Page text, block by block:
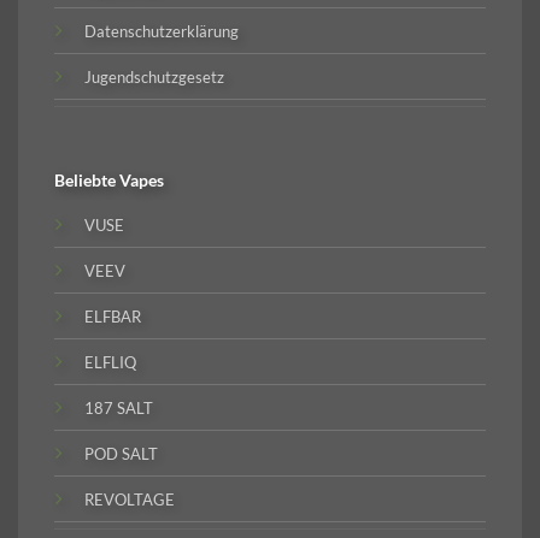
Datenschutzerklärung
Jugendschutzgesetz
BeliebteVapes
VUSE
VEEV
ELFBAR
ELFLIQ
187 SALT
POD SALT
REVOLTAGE